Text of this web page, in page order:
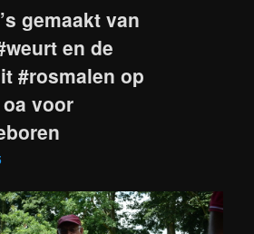
gemaakt van
en de
#rosmalen op
voor